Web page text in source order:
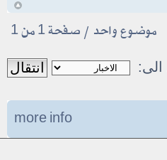
موضوع واحد • صفحة1من1
الى:
more info